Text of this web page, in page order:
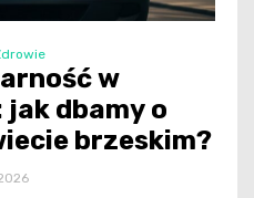
w
jak dbamy o
brzeskim?